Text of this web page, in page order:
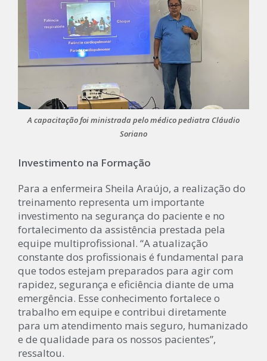
A capacitação foi ministrada pelo médico pediatra Cláudio
Soriano
Investimento na Formação
Para a enfermeira Sheila Araújo, a realização do
treinamento representa um importante
investimento na segurança do paciente e no
fortalecimento da assistência prestada pela
equipe multiprofissional. “A atualização
constante dos profissionais é fundamental para
que todos estejam preparados para agir com
rapidez, segurança e eficiência diante de uma
emergência. Esse conhecimento fortalece o
trabalho em equipe e contribui diretamente
para um atendimento mais seguro, humanizado
e de qualidade para os nossos pacientes”,
ressaltou.